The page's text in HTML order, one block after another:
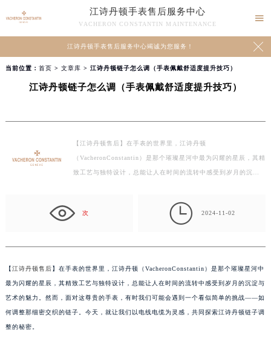
江诗丹顿手表售后服务中心
VACHERON CONSTANTIN MAINTENANCE

江诗丹顿手表售后服务中心竭诚为您服务！ 
当前位置： 首页 > 文章库 > 江诗丹顿链子怎么调（手表佩戴舒适度提升技巧）
江诗丹顿链子怎么调（手表佩戴舒适度提升技巧）
【江诗丹顿售后】在手表的世界里，江诗丹顿
（VacheronConstantin）是那个璀璨星河中最为闪耀的星辰，其精
致工艺与独特设计，总能让人在时间的流转中感受到岁月的沉…
次  2024-11-02
【江诗丹顿售后】在手表的世界里，江诗丹顿（VacheronConstantin）是那个璀璨星河中
最为闪耀的星辰，其精致工艺与独特设计，总能让人在时间的流转中感受到岁月的沉淀与
艺术的魅力。然而，面对这尊贵的手表，有时我们可能会遇到一个看似简单的挑战——如
何调整那细密交织的链子。今天，就让我们以电线电缆为灵感，共同探索江诗丹顿链子调
整的秘密。